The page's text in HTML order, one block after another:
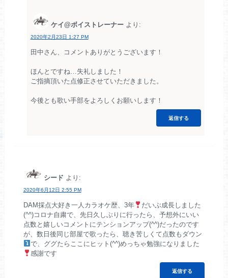
ケイ@ボイストレーナー より:
2020年2月23日 1:27 PM
田中さん、コメントありがとうございます！
ほんとですね…失礼しました！
ご指摘頂いた点修正させていただきました。
今後とも歌い手部をよろしくお願いします！
返信する
シード より:
2020年6月12日 2:55 PM
DAM採点大好き一人カラオケ歴、3年
だいぶ成長しました
(^^)コロナ自粛で、先日久しぶりに行ったら、予想外にいい
点数と嬉しいコメントにテンションアップ(^^)だったのです
が、数日後同じ部屋で歌ったら、聴き苦しくて点数もダウン
で、ググたらここにヒット(^^)めっちゃ勉強になりました
感謝です
返信する